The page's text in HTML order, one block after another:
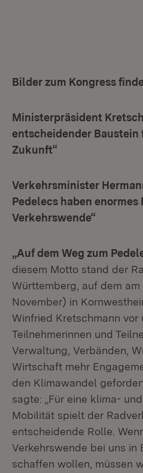
Bilder zum Kongress
Ministerpräsident
entscheidender
Zukunft“
Verkehrsminister
Pedelecs haben
Verkehrswende“
„Auf dem Weg zum
diesem Motto stand der
Württemberg, auf dem am
November) in
Winfried Kretschmann vor
Teilnehmerinnen und
Verwaltung, Verbänden,
Wirtschaft mehr
den Klimawandel
sagte: „Für eine klima-
Mobilität spielt der
entscheidende Rolle.
Verkehrswende bei uns in
schaffen wollen, müssen